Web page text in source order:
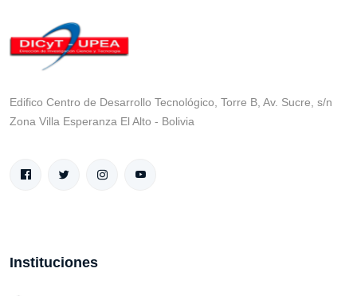
Edifico Centro de Desarrollo Tecnológico, Torre B, Av. Sucre, s/n
Zona Villa Esperanza El Alto - Bolivia
Instituciones